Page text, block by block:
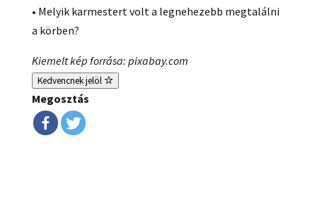
• Melyik karmestert volt a legnehezebb megtalálni
a körben?
Kiemelt kép forrása: pixabay.com
Kedvencnek jelöl
Megosztás